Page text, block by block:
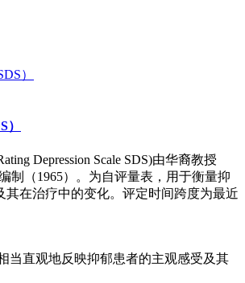
）
Depression Scale SDS)由华裔教授
制（1965）。为自评量表，用于衡量抑
其在治疗中的变化。评定时间跨度为最近
直观地反映抑郁患者的主观感受及其